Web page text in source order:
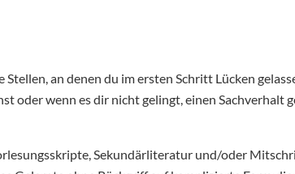
an denen du im ersten Schritt Lücken
oder wenn es dir nicht gelingt, einen Sachverhalt
Sekundärliteratur und/oder